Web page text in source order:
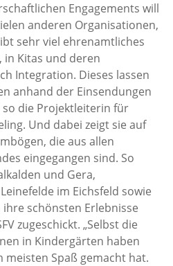
Engagements will
anderen Organisationen,
sehr viel ehrenamtliches
in Kitas und deren
Integration. Dieses lassen
anhand der Einsendungen
so die Projektleiterin für
Und dabei zeigt sie auf
die aus allen
eingegangen sind. So
und Gera,
im Eichsfeld sowie
schönsten Erlebnisse
zugeschickt. „Selbst die
in Kindergärten haben
meisten Spaß gemacht hat.